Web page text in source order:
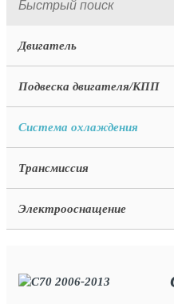
Двигатель
Подвеска двигателя/КПП
Система охлаждения
Трансмиссия
Электрооснащение